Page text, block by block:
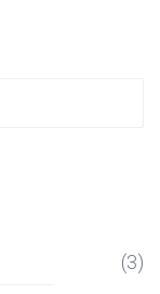
(3)